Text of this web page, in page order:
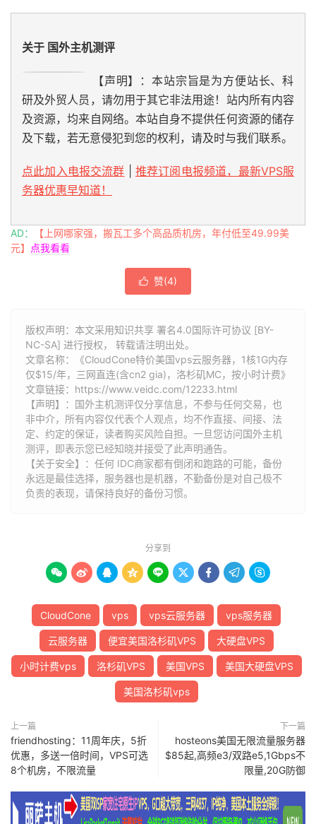
关于 国外主机测评
【声明】：本站宗旨是为方便站长、科
研及外贸人员，请勿用于其它非法用途！站内所有内容
及资源，均来自网络。本站自身不提供任何资源的储存
及下载，若无意侵犯到您的权利，请及时与我们联系。
点此加入电报交流群
推荐订阅电报频道，最新VPS服
务器优惠早知道！
AD：
【上网哪家强，搬瓦工多个高品质机房，年付低至49.99美
元】
点我看看
 赞(4)
版权声明：本文采用知识共享 署名4.0国际许可协议 [BY-
NC-SA] 进行授权， 转载请注明出处。
文章名称：《CloudCone特价美国vps云服务器，1核1G内存
仅$15/年，三网直连(含cn2 gia)，洛杉矶MC，按小时计费》
文章链接： https://www.veidc.com/12233.html
【声明】：国外主机测评仅分享信息，不参与任何交易，也
非中介，所有内容仅代表个人观点，均不作直接、间接、法
定、约定的保证，读者购买风险自担。一旦您访问国外主机
测评，即表示您已经知晓并接受了此声明通告。
【关于安全】：任何 IDC商家都有倒闭和跑路的可能，备份
永远是最佳选择，服务器也是机器，不勤备份是对自己极不
负责的表现，请保持良好的备份习惯。
分享到
        
CloudCone vps vps云服务器 vps服务器
云服务器 便宜美国洛杉矶VPS 大硬盘VPS
小时计费vps 洛杉矶VPS 美国VPS 美国大硬盘VPS
美国洛杉矶vps
上一篇
friendhosting：11周年庆，5折
优惠，多送一倍时间，VPS可选
8个机房，不限流量
下一篇
hosteons美国无限流量服务器
$85起,高频e3/双路e5,1Gbps不
限量,20G防御